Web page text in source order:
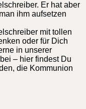
Er hat aber
ihm aufsetzen
mit tollen
oder für Dich
in unserer
– hier findest Du
die Kommunion